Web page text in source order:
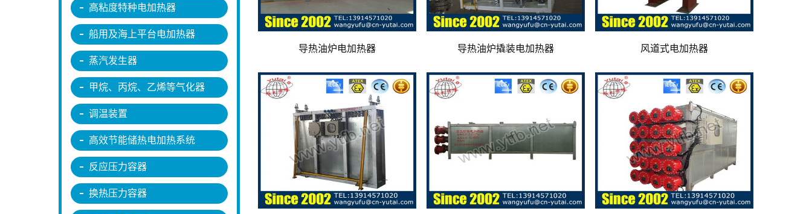
导热油炉电加热器 导热油炉撬装电加热器 风道式电加热器
高粘度特种电加热器
船用及海上平台电加热器
蒸汽发生器
甲烷、丙烷、乙烯等气化器
调温装置
高效节能储热电加热系统
反应压力容器
换热压力容器